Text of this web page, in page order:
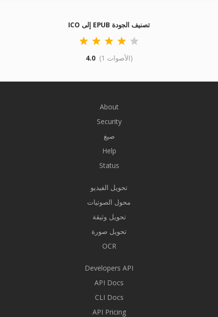
ICO إلى EPUB تصنيف الجودة
4.0 (1 الأصوات)
About
Security
صيغ
Help
Status
تحويل الفيديو
محول الصوتيات
تحويل وثيقة
تحويل صورة
OCR
Developers API
API Docs
CLI Docs
API Pricing